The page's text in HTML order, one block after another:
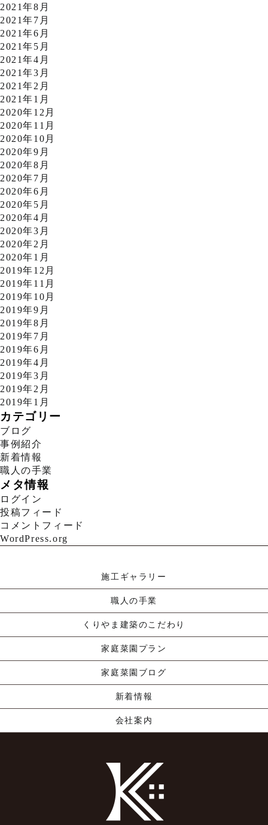
2021年8月
2021年7月
2021年6月
2021年5月
2021年4月
2021年3月
2021年2月
2021年1月
2020年12月
2020年11月
2020年10月
2020年9月
2020年8月
2020年7月
2020年6月
2020年5月
2020年4月
2020年3月
2020年2月
2020年1月
2019年12月
2019年11月
2019年10月
2019年9月
2019年8月
2019年7月
2019年6月
2019年4月
2019年3月
2019年2月
2019年1月
カテゴリー
ブログ
事例紹介
新着情報
職人の手業
メタ情報
ログイン
投稿フィード
コメントフィード
WordPress.org
施工ギャラリー
職人の手業
くりやま建築のこだわり
家庭菜園プラン
家庭菜園ブログ
新着情報
会社案内